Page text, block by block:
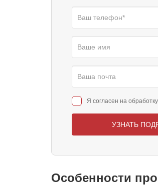
Я согласен на обработку
УЗНАТЬ
Особенности